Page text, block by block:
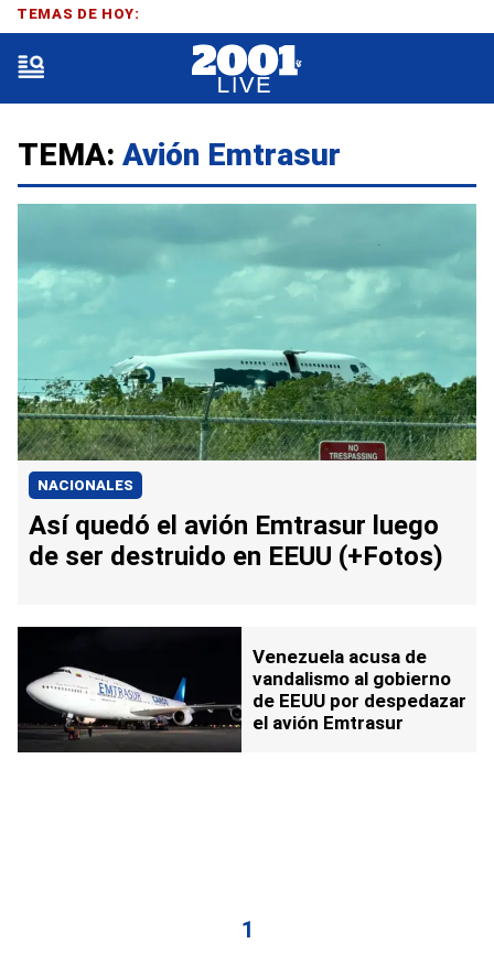
TEMA: Avión Emtrasur
NACIONALES
Así quedó el avión Emtrasur luego
de ser destruido en EEUU (+Fotos)
Venezuela acusa de
vandalismo al gobierno
de EEUU por despedazar
el avión Emtrasur
1
TEMAS DE HOY: